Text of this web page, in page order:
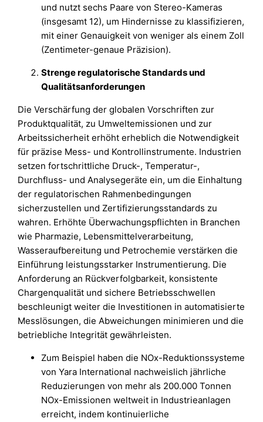
und nutzt sechs Paare von Stereo-Kameras
(insgesamt 12), um Hindernisse zu klassifizieren,
mit einer Genauigkeit von weniger als einem Zoll
(Zentimeter-genaue Präzision).
Strenge regulatorische Standards und
Qualitätsanforderungen
Die Verschärfung der globalen Vorschriften zur
Produktqualität, zu Umweltemissionen und zur
Arbeitssicherheit erhöht erheblich die Notwendigkeit
für präzise Mess- und Kontrollinstrumente. Industrien
setzen fortschrittliche Druck-, Temperatur-,
Durchfluss- und Analysegeräte ein, um die Einhaltung
der regulatorischen Rahmenbedingungen
sicherzustellen und Zertifizierungsstandards zu
wahren. Erhöhte Überwachungspflichten in Branchen
wie Pharmazie, Lebensmittelverarbeitung,
Wasseraufbereitung und Petrochemie verstärken die
Einführung leistungsstarker Instrumentierung. Die
Anforderung an Rückverfolgbarkeit, konsistente
Chargenqualität und sichere Betriebsschwellen
beschleunigt weiter die Investitionen in automatisierte
Messlösungen, die Abweichungen minimieren und die
betriebliche Integrität gewährleisten.
Zum Beispiel haben die NOx-Reduktionssysteme
von Yara International nachweislich jährliche
Reduzierungen von mehr als 200.000 Tonnen
NOx-Emissionen weltweit in Industrieanlagen
erreicht, indem kontinuierliche